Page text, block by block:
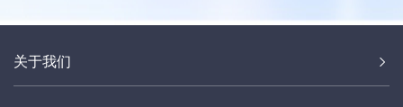
关于我们